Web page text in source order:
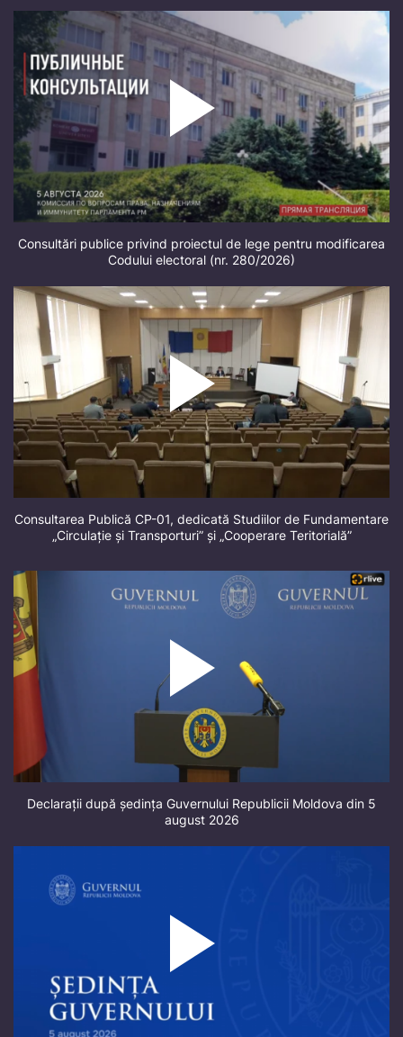
Consultări publice privind proiectul de lege pentru modificarea
Codului electoral (nr. 280/2026)
Consultarea Publică CP-01, dedicată Studiilor de Fundamentare
„Circulație și Transporturi” și „Cooperare Teritorială”
Declarații după ședința Guvernului Republicii Moldova din 5
august 2026